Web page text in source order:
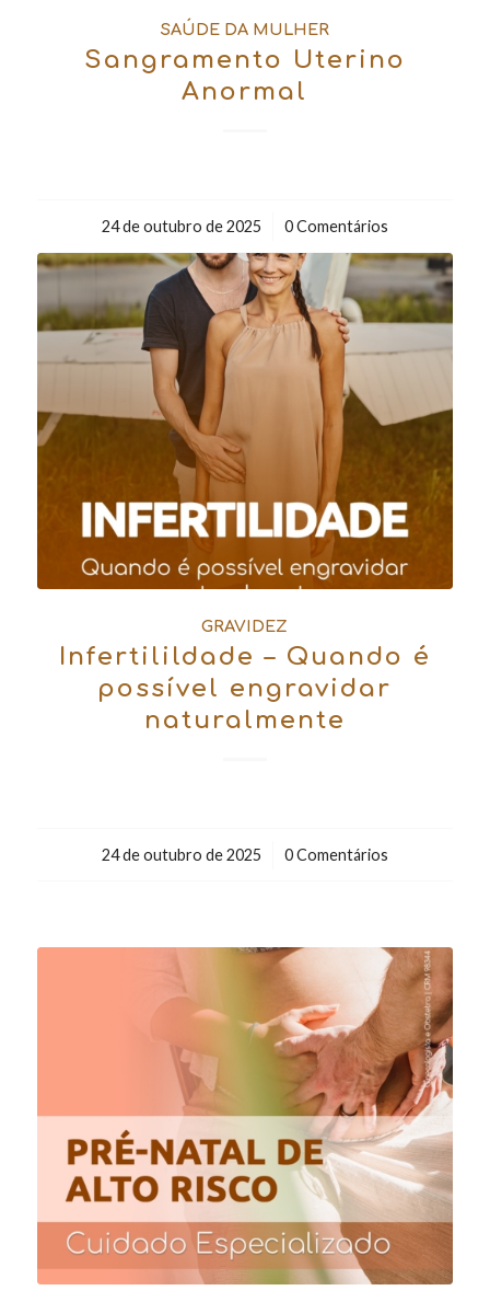
SAÚDE DA MULHER
Sangramento Uterino
Anormal
24 de outubro de 2025
/ 0 Comentários
GRAVIDEZ
Infertilildade – Quando é
possível engravidar
naturalmente
24 de outubro de 2025
/ 0 Comentários